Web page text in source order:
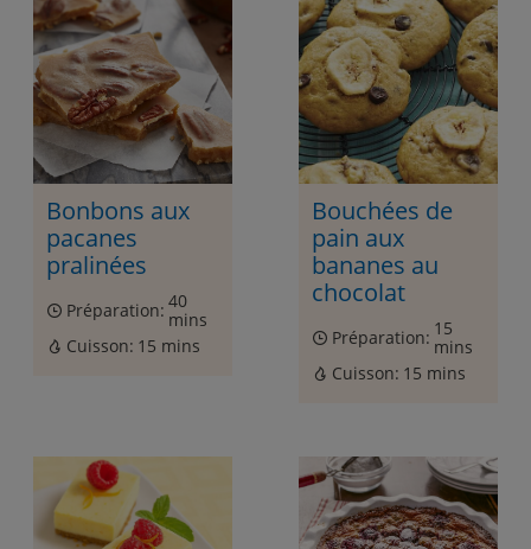
Bonbons aux
pacanes
pralinées
Préparation: 40
mins
Cuisson: 15 mins
Bouchées de
pain aux
bananes au
chocolat
Préparation: 15
mins
Cuisson: 15 mins